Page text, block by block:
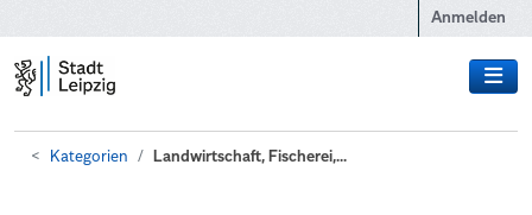
Anmelden
Kategorien Landwirtschaft, Fischerei,...